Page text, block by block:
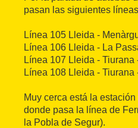
pasan las siguientes
Línea 105 Lleida -
Línea 106 Lleida - La
Línea 107 Lleida -
Línea 108 Lleida - Tiurana
Muy cerca está la
donde pasa la línea de
la Pobla de Segur).